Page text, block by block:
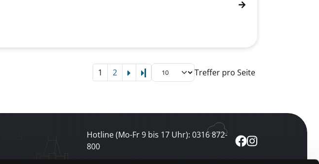
1 2 Letzte Seite Treffer pro Seite
Hotline (Mo-Fr 9 bis 17 Uhr): 0316 872-
800